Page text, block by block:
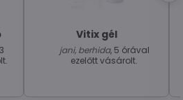
Vitix gél
jani, berhida, 5 órával
ezelőtt vásárolt.